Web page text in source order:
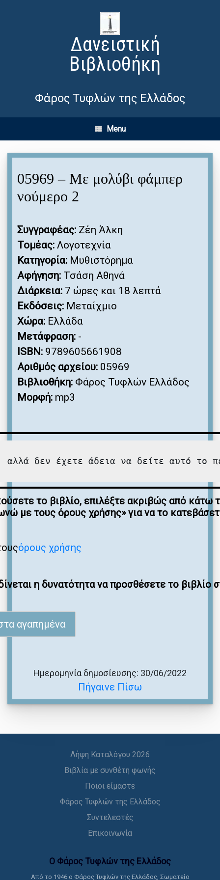
Δανειστική
Βιβλιοθήκη
Φάρος Τυφλών της Ελλάδος
Menu
05969 – Με μολύβι φάμπερ
νούμερο 2
Συγγραφέας: Ζέη Άλκη
Τομέας: Λογοτεχνία
Κατηγορία: Μυθιστόρημα
Αφήγηση: Τσάση Αθηνά
Διάρκεια: 7 ώρες και 18 λεπτά
Εκδόσεις: Μεταίχμιο
Χώρα: Ελλάδα
Μετάφραση: -
ISBN: 9789605661908
Αριθμός αρχείου: 05969
Βιβλιοθήκη: Φάρος Τυφλών Ελλάδος
Μορφή: mp3
αλλά δεν έχετε άδεια να δείτε αυτό το
το βιβλίο, επιλέξτε ακριβώς από κάτω
με τους όρους χρήσης» για να το
όρους χρήσης
η δυνατότητα να προσθέσετε το βιβλίο
αγαπημένα
Πήγαινε Πίσω
Ημερομηνία δημοσίευσης: 30/06/2022
Λήψη Καταλόγου 2026
Βιβλία με συνθέτη φωνής
Ποιοι είμαστε
Φάρος Τυφλών της Ελλάδος
Συντελεστές
Επικοινωνία
Ο Φάρος Τυφλών της Ελλάδoς
Από το 1946 ο Φάρος Τυφλών της Ελλάδος, Σωματείο